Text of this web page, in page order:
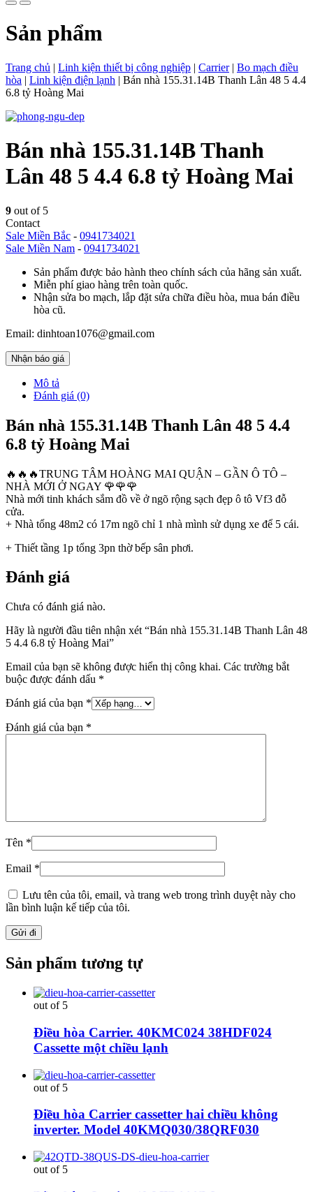
Sản phẩm
Trang chủ | Linh kiện thiết bị công nghiệp | Carrier| Bo mạch điều
hòa | Linh kiện điện lạnh | Bán nhà 155.31.14B Thanh Lân 48 5 4.4
6.8 tỷ Hoàng Mai
Bán nhà 155.31.14B Thanh
Lân 48 5 4.4 6.8 tỷ Hoàng Mai
9 out of 5
Contact
Sale Miền Bắc - 0941734021
Sale Miền Nam - 0941734021
Sản phẩm được bảo hành theo chính sách của hãng sản xuất.
Miễn phí giao hàng trên toàn quốc.
Nhận sửa bo mạch, lắp đặt sửa chữa điều hòa, mua bán điều
hòa cũ.
Email: dinhtoan1076@gmail.com
Nhận báo giá
Mô tả
Đánh giá (0)
Bán nhà 155.31.14B Thanh Lân 48 5 4.4
6.8 tỷ Hoàng Mai
🔥🔥🔥TRUNG TÂM HOÀNG MAI QUẬN – GẦN Ô TÔ –
NHÀ MỚI Ở NGAY 🌹🌹🌹
Nhà mới tinh khách sắm đồ về ở ngõ rộng sạch đẹp ô tô Vf3 đỗ
cửa.
+ Nhà tổng 48m2 có 17m ngõ chỉ 1 nhà mình sử dụng xe để 5 cái.
+ Thiết tầng 1p tổng 3pn thờ bếp sân phơi.
Đánh giá
Chưa có đánh giá nào.
Hãy là người đầu tiên nhận xét “Bán nhà 155.31.14B Thanh Lân 48
5 4.4 6.8 tỷ Hoàng Mai”
Email của bạn sẽ không được hiển thị công khai. Các trường bắt
buộc được đánh dấu *
Đánh giá của bạn *
Đánh giá của bạn *
Tên *
Email *
Lưu tên của tôi, email, và trang web trong trình duyệt này cho
lần bình luận kế tiếp của tôi.
Sản phẩm tương tự
out of 5
Điều hòa Carrier. 40KMC024 38HDF024
Cassette một chiều lạnh
out of 5
Điều hòa Carrier cassetter hai chiều không
inverter. Model 40KMQ030/38QRF030
out of 5